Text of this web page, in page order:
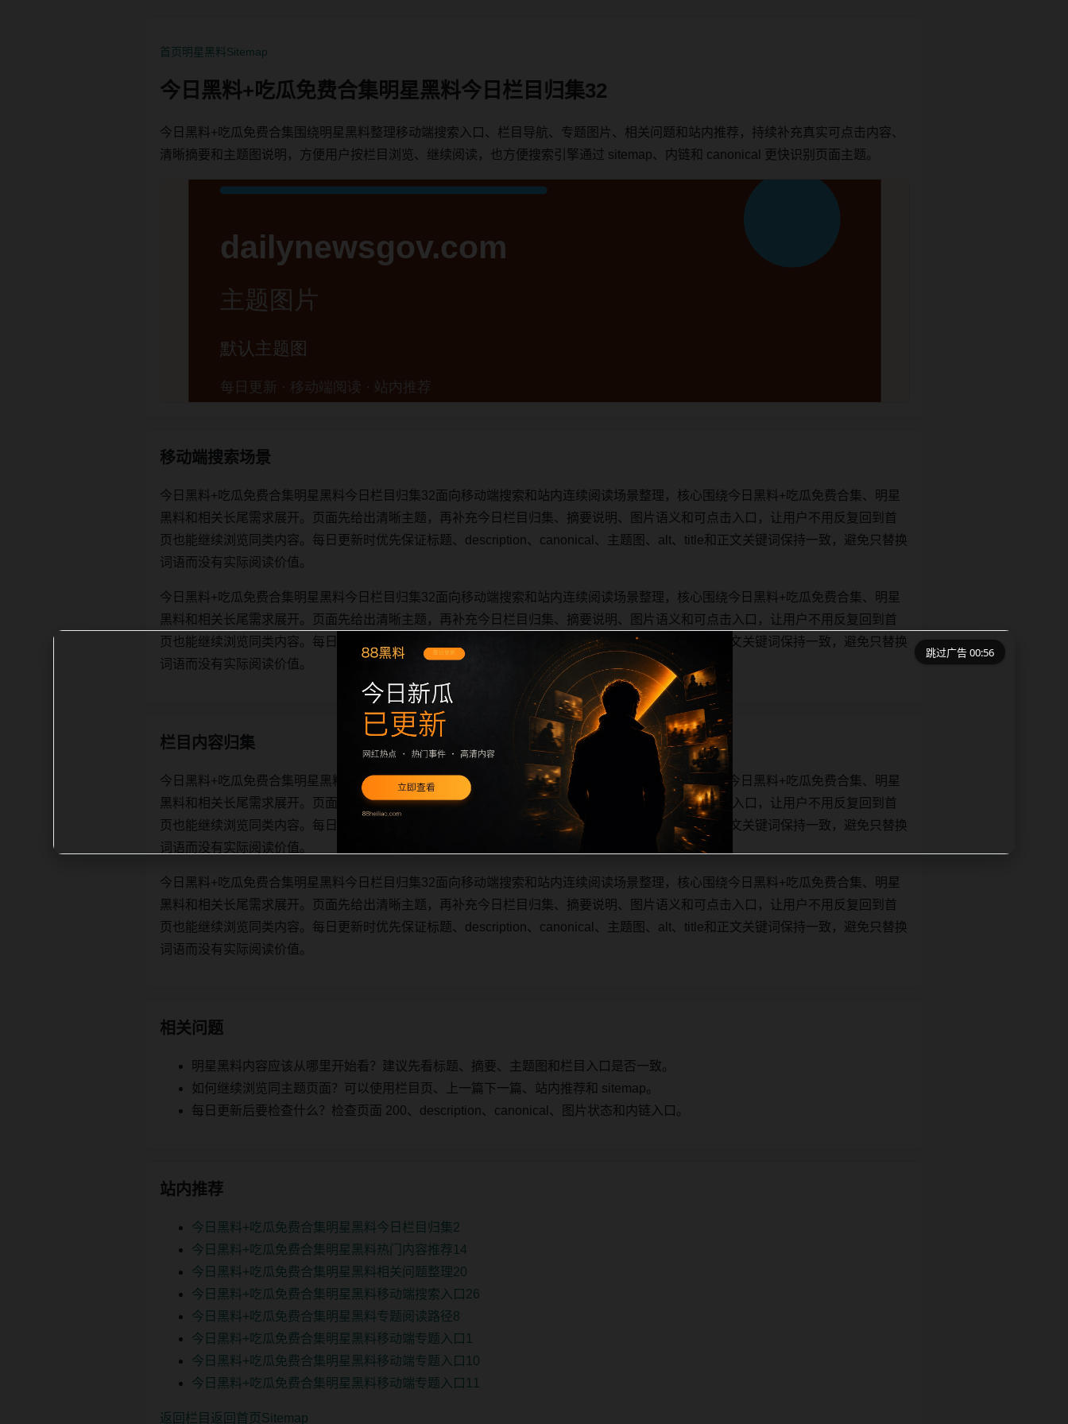
首页明星黑料Sitemap
今日黑料+吃瓜免费合集明星黑料今日栏目归集32
今日黑料+吃瓜免费合集围绕明星黑料整理移动端搜索入口、栏目导航、专题图片、相关问题和站内推荐，持续补充真实可点击内容、
清晰摘要和主题图说明，方便用户按栏目浏览、继续阅读，也方便搜索引擎通过 sitemap、内链和 canonical 更快识别页面主题。
移动端搜索场景
今日黑料+吃瓜免费合集明星黑料今日栏目归集32面向移动端搜索和站内连续阅读场景整理，核心围绕今日黑料+吃瓜免费合集、明星
黑料和相关长尾需求展开。页面先给出清晰主题，再补充今日栏目归集、摘要说明、图片语义和可点击入口，让用户不用反复回到首
页也能继续浏览同类内容。每日更新时优先保证标题、description、canonical、主题图、alt、title和正文关键词保持一致，避免只替换
词语而没有实际阅读价值。
今日黑料+吃瓜免费合集明星黑料今日栏目归集32面向移动端搜索和站内连续阅读场景整理，核心围绕今日黑料+吃瓜免费合集、明星
黑料和相关长尾需求展开。页面先给出清晰主题，再补充今日栏目归集、摘要说明、图片语义和可点击入口，让用户不用反复回到首
页也能继续浏览同类内容。每日更新时优先保证标题、description、canonical、主题图、alt、title和正文关键词保持一致，避免只替换
词语而没有实际阅读价值。
栏目内容归集
今日黑料+吃瓜免费合集明星黑料今日栏目归集32面向移动端搜索和站内连续阅读场景整理，核心围绕今日黑料+吃瓜免费合集、明星
黑料和相关长尾需求展开。页面先给出清晰主题，再补充今日栏目归集、摘要说明、图片语义和可点击入口，让用户不用反复回到首
页也能继续浏览同类内容。每日更新时优先保证标题、description、canonical、主题图、alt、title和正文关键词保持一致，避免只替换
词语而没有实际阅读价值。
今日黑料+吃瓜免费合集明星黑料今日栏目归集32面向移动端搜索和站内连续阅读场景整理，核心围绕今日黑料+吃瓜免费合集、明星
黑料和相关长尾需求展开。页面先给出清晰主题，再补充今日栏目归集、摘要说明、图片语义和可点击入口，让用户不用反复回到首
页也能继续浏览同类内容。每日更新时优先保证标题、description、canonical、主题图、alt、title和正文关键词保持一致，避免只替换
词语而没有实际阅读价值。
相关问题
明星黑料内容应该从哪里开始看？建议先看标题、摘要、主题图和栏目入口是否一致。
如何继续浏览同主题页面？可以使用栏目页、上一篇下一篇、站内推荐和 sitemap。
每日更新后要检查什么？检查页面 200、description、canonical、图片状态和内链入口。
站内推荐
今日黑料+吃瓜免费合集明星黑料今日栏目归集2
今日黑料+吃瓜免费合集明星黑料热门内容推荐14
今日黑料+吃瓜免费合集明星黑料相关问题整理20
今日黑料+吃瓜免费合集明星黑料移动端搜索入口26
今日黑料+吃瓜免费合集明星黑料专题阅读路径8
今日黑料+吃瓜免费合集明星黑料移动端专题入口1
今日黑料+吃瓜免费合集明星黑料移动端专题入口10
今日黑料+吃瓜免费合集明星黑料移动端专题入口11
返回栏目 返回首页 Sitemap
跳过广告 00:56